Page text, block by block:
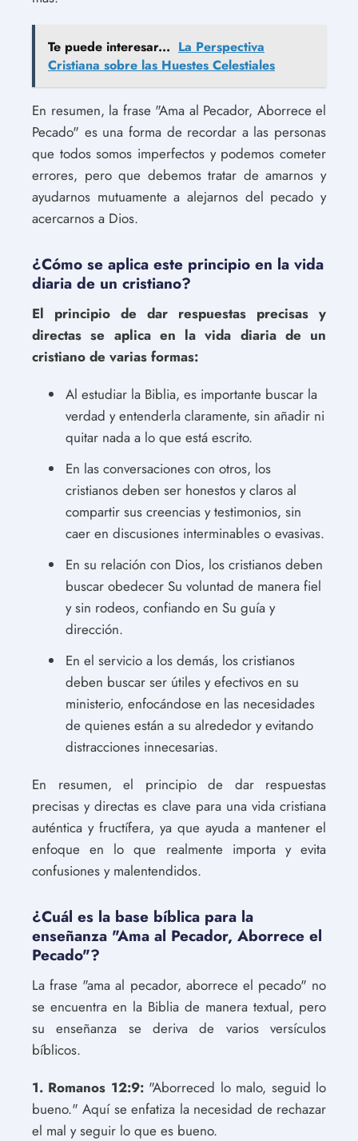
Te puede interesar... La Perspectiva
Cristiana sobre las Huestes Celestiales
En resumen, la frase "Ama al Pecador, Aborrece el
Pecado" es una forma de recordar a las personas
que todos somos imperfectos y podemos cometer
errores, pero que debemos tratar de amarnos y
ayudarnos mutuamente a alejarnos del pecado y
acercarnos a Dios.
¿Cómo se aplica este principio en la vida
diaria de un cristiano?
El principio de dar respuestas precisas y
directas se aplica en la vida diaria de un
cristiano de varias formas:
Al estudiar la Biblia, es importante buscar la
verdad y entenderla claramente, sin añadir ni
quitar nada a lo que está escrito.
En las conversaciones con otros, los
cristianos deben ser honestos y claros al
compartir sus creencias y testimonios, sin
caer en discusiones interminables o evasivas.
En su relación con Dios, los cristianos deben
buscar obedecer Su voluntad de manera fiel
y sin rodeos, confiando en Su guía y
dirección.
En el servicio a los demás, los cristianos
deben buscar ser útiles y efectivos en su
ministerio, enfocándose en las necesidades
de quienes están a su alrededor y evitando
distracciones innecesarias.
En resumen, el principio de dar respuestas
precisas y directas es clave para una vida cristiana
auténtica y fructífera, ya que ayuda a mantener el
enfoque en lo que realmente importa y evita
confusiones y malentendidos.
¿Cuál es la base bíblica para la
enseñanza "Ama al Pecador, Aborrece el
Pecado"?
La frase "ama al pecador, aborrece el pecado" no
se encuentra en la Biblia de manera textual, pero
su enseñanza se deriva de varios versículos
bíblicos.
1. Romanos 12:9:"Aborreced lo malo, seguid lo
bueno." Aquí se enfatiza la necesidad de rechazar
el mal y seguir lo que es bueno.